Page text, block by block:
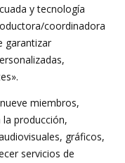
y tecnología
coordinadora
garantizar
miembros,
la producción,
gráficos,
servicios de